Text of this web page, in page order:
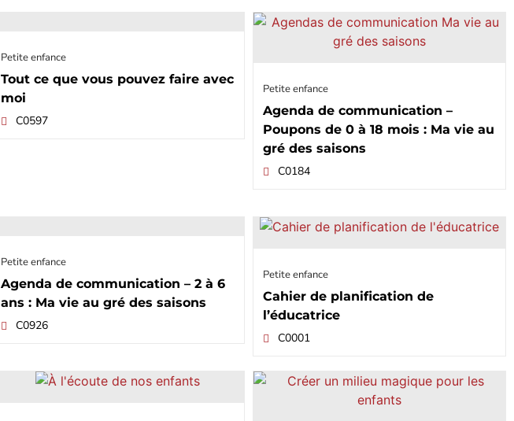
Petite enfance
Tout ce que vous pouvez faire avec
moi
C0597
Petite enfance
Agenda de communication –
Poupons de 0 à 18 mois : Ma vie au
gré des saisons
C0184
Petite enfance
Agenda de communication – 2 à 6
ans : Ma vie au gré des saisons
C0926
Petite enfance
Cahier de planification de
l’éducatrice
C0001